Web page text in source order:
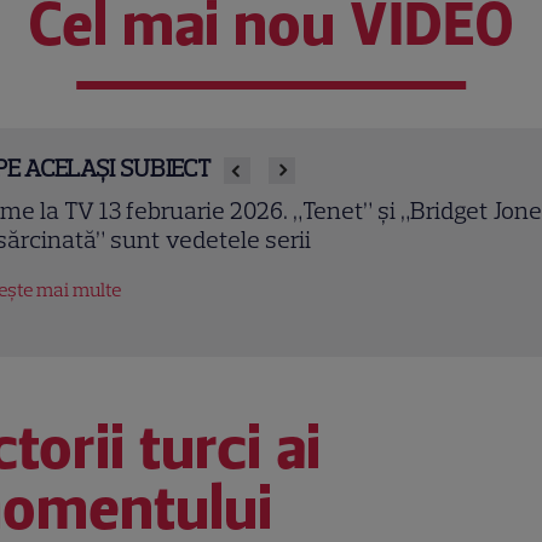
Cel mai nou VIDEO
ACELAȘI SUBIECT
(2007). Ray Winstone și Angelina Jolie într-o
epică a celui mai vechi poem englez
mai multe
turci ai